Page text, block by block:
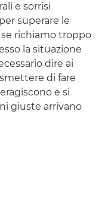
e sorrisi
superare le
richiamo troppo
la situazione
dire ai
di fare
e si
giuste arrivano